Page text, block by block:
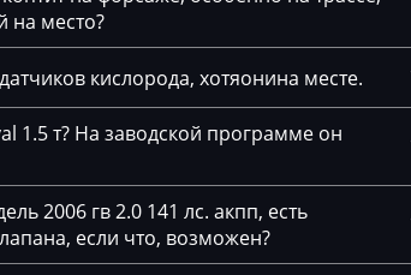
на место?
кислорода, хотяонина месте.
1.5 т? На заводской программе он
2006 гв 2.0 141 лс. акпп, есть
если что, возможен?